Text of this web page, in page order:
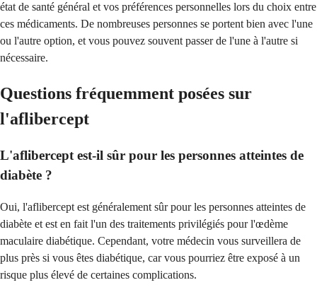
état de santé général et vos préférences personnelles lors du choix entre
ces médicaments. De nombreuses personnes se portent bien avec l'une
ou l'autre option, et vous pouvez souvent passer de l'une à l'autre si
nécessaire.
Questions fréquemment posées sur
l'aflibercept
L'aflibercept est-il sûr pour les personnes atteintes de
diabète ?
Oui, l'aflibercept est généralement sûr pour les personnes atteintes de
diabète et est en fait l'un des traitements privilégiés pour l'œdème
maculaire diabétique. Cependant, votre médecin vous surveillera de
plus près si vous êtes diabétique, car vous pourriez être exposé à un
risque plus élevé de certaines complications.